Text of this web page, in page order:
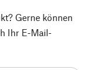
Gerne können
Ihr E-Mail-